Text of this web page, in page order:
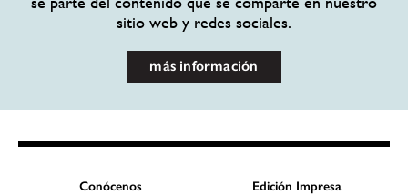
sitio web y redes sociales.
más información
Conócenos
Edición Impresa